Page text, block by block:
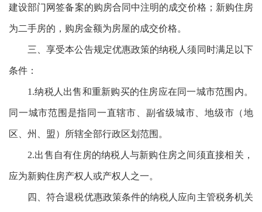
建设部门网签备案的购房合同中注明的成交价格；新购住房
为二手房的，购房金额为房屋的成交价格。
三、享受本公告规定优惠政策的纳税人须同时满足以下
条件：
1.纳税人出售和重新购买的住房应在同一城市范围内。
同一城市范围是指同一直辖市、副省级城市、地级市（地
区、州、盟）所辖全部行政区划范围。
2.出售自有住房的纳税人与新购住房之间须直接相关，
应为新购住房产权人或产权人之一。
四、符合退税优惠政策条件的纳税人应向主管税务机关